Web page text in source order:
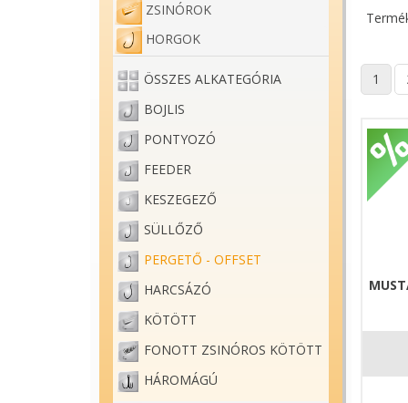
ZSINÓROK
HORGOK
ÖSSZES ALKATEGÓRIA
BOJLIS
PONTYOZÓ
FEEDER
KESZEGEZŐ
SÜLLŐZŐ
PERGETŐ - OFFSET
HARCSÁZÓ
KÖTÖTT
FONOTT ZSINÓROS KÖTÖTT
HÁROMÁGÚ
1